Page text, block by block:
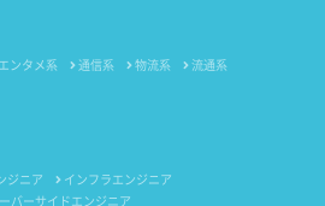
エンタメ系 通信系 物流系 流通系
ジニア
インフラエンジニア
バーサイドエンジニア